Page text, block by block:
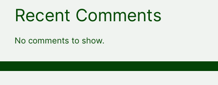
Recent Comments
No comments to show.